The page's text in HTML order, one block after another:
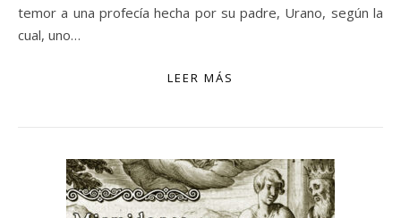
temor a una profecía hecha por su padre, Urano, según la
cual, uno…
LEER MÁS